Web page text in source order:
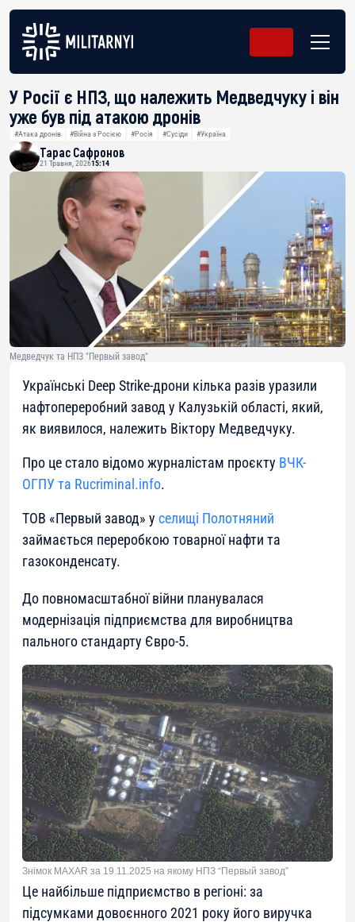
У Росії є НПЗ, що належить Медведчуку і він
уже був під атакою дронів
#Атака дронів #Війна з Росією #Росія #Сусіди #Україна
Тарас Сафронов
21 Травня, 202615:14
Медведчук та НПЗ "Первый завод"
Українські Deep Strike-дрони кілька разів уразили
нафтопереробний завод у Калузькій області, який,
як виявилося, належить Віктору Медведчуку.
Про це стало відомо журналістам проєкту ВЧК-
ОГПУ та Rucriminal.info.
ТОВ «Первый завод» у селищі Полотняний
займається переробкою товарної нафти та
газоконденсату.
До повномасштабної війни планувалася
модернізація підприємства для виробництва
пального стандарту Євро-5.
Знімок MAXAR за 19.11.2025 на якому НПЗ “Первый завод”
Це найбільше підприємство в регіоні: за
підсумками довоєнного 2021 року його виручка